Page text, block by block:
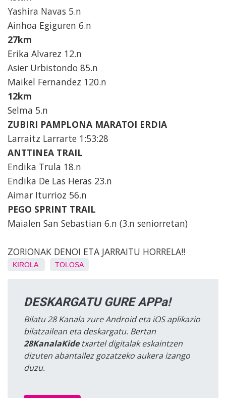
Yashira Navas 5.n
Ainhoa Egiguren 6.n
27km
Erika Alvarez 12.n
Asier Urbistondo 85.n
Maikel Fernandez 120.n
12km
Selma 5.n
ZUBIRI PAMPLONA MARATOI ERDIA
Larraitz Larrarte 1:53:28
ANTTINEA TRAIL
Endika Trula 18.n
Endika De Las Heras 23.n
Aimar Iturrioz 56.n
PEGO SPRINT TRAIL
Maialen San Sebastian 6.n (3.n seniorretan)
ZORIONAK DENOI ETA JARRAITU HORRELA!!
KIROLA TOLOSA
DESKARGATU GURE APPa!
Bilatu 28 Kanala zure Android eta iOS aplikazio
bilatzailean eta deskargatu. Bertan
28KanalaKidetxartel digitalak eskaintzen
dizuten abantailez gozatzeko aukera izango
duzu.